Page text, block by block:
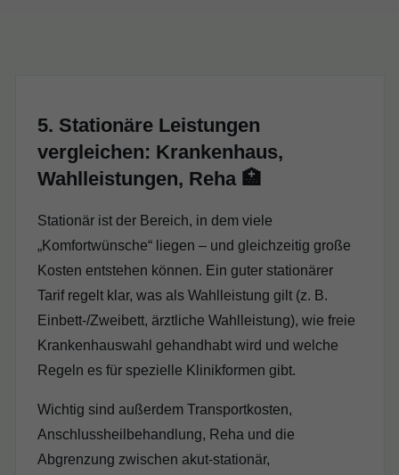
5. Stationäre Leistungen
vergleichen: Krankenhaus,
Wahlleistungen, Reha 🏥
Stationär ist der Bereich, in dem viele
„Komfortwünsche“ liegen – und gleichzeitig große
Kosten entstehen können. Ein guter stationärer
Tarif regelt klar, was als Wahlleistung gilt (z. B.
Einbett-/Zweibett, ärztliche Wahlleistung), wie freie
Krankenhauswahl gehandhabt wird und welche
Regeln es für spezielle Klinikformen gibt.
Wichtig sind außerdem Transportkosten,
Anschlussheilbehandlung, Reha und die
Abgrenzung zwischen akut-stationär,